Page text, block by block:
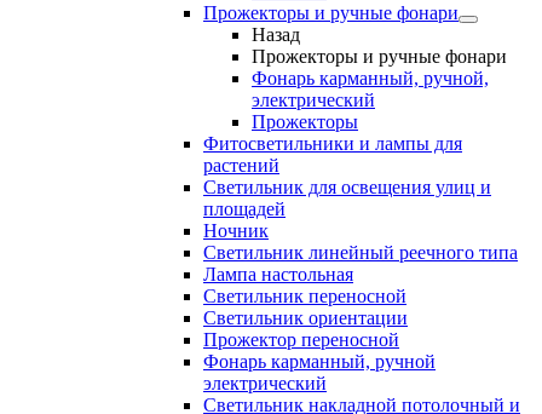
Прожекторы и ручные фонари
Назад
Прожекторы и ручные фонари
Фонарь карманный, ручной,
электрический
Прожекторы
Фитосветильники и лампы для
растений
Светильник для освещения улиц и
площадей
Ночник
Светильник линейный реечного типа
Лампа настольная
Светильник переносной
Светильник ориентации
Прожектор переносной
Фонарь карманный, ручной
электрический
Светильник накладной потолочный и